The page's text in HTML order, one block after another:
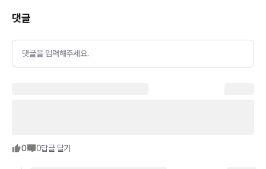
댓글
댓글을 입력해주세요.
0 0답글 달기